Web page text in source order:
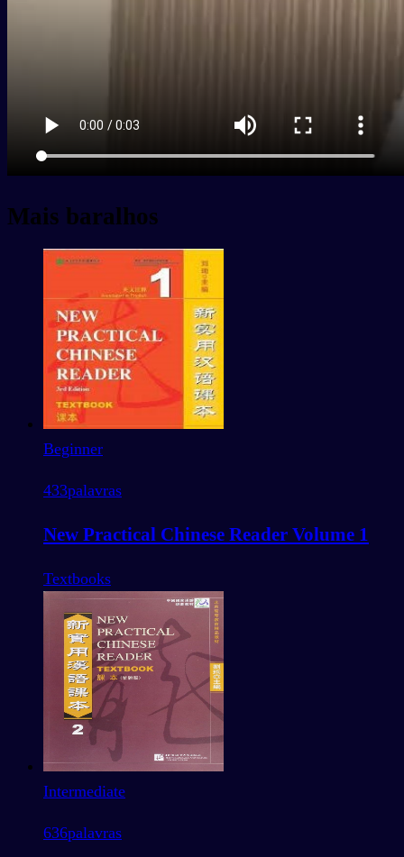
Mais baralhos
Beginner
433palavras
New Practical Chinese Reader Volume 1
Textbooks
Intermediate
636palavras